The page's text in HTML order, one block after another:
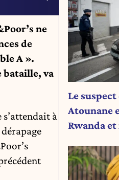
ne
de
A ».
bataille, va
à
Le
Atounane
Rwanda